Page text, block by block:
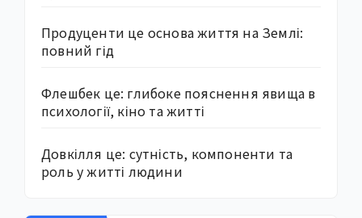
Продуценти це основа життя на Землі:
повний гід
Флешбек це: глибоке пояснення явища в
психології, кіно та житті
Довкілля це: сутність, компоненти та
роль у житті людини